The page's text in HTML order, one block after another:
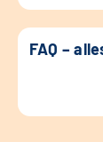
FAQ –